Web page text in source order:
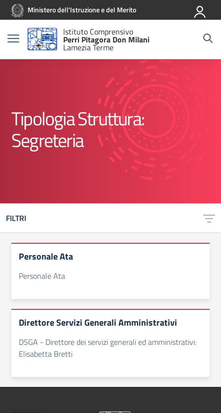
Vai ai contenuti
Vai al menu di navigazione
Vai al footerMinistero dell'Istruzione e del Merito
Istituto Comprensivo
Perri Pitagora Don Milani
Lamezia Terme
Tipologia Struttura:
Segreteria
FILTRI
Personale Ata
Personale Ata
Direttore Servizi Generali Amministrativi
DSGA - Direttore dei servizi generali ed amministrativi:
Elisabetta Bretti